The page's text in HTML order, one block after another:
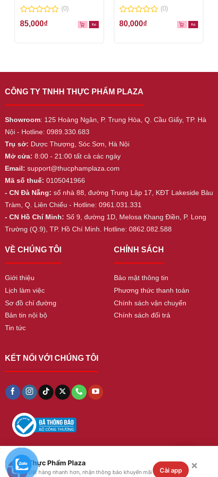
Wedges 600g
0
out
5
(0)
85,000₫
Powder 100g
0
out
5
(0)
80,000₫
CÔNG TY TNHH THỰC PHẨM PLAZA
Showroom: 125 Hoàng Ngân, P. Trung Hòa, Q. Cầu Giấy, TP. Hà
Nội - Hotline: 0989.330.683
Trụ sở: Dược Thượng, Sóc Sơn, Hà Nội
Mở cửa: 8:00 - 21:00 tất cả các ngày
Email: support@thucphamplaza.com
Mã số thuế: 0105041966
- CN Đà Nẵng: số nhà 88, đường Trung Lập 17, KĐT Lakeside Bàu
Tràm, Q. Liên Chiểu - Hotline: 0961.031.331
- CN Hồ Chí Minh: Số 9, đường 1D, Melosa Khang Điền, P. Long
Trường (Q.9), TP. Hồ Chí Minh. Hotline: 0862.082.588
VỀ CHÚNG TÔI
Giới thiệu
Lịch làm việc
Sơ đồ chỉ đường
Bản tin nội bộ
Tin tức
CHÍNH SÁCH
Bảo mật thông tin
Phương thức thanh toán
Chính sách vận chuyển
Chính sách đổi trả
KẾT NỐI VỚI CHÚNG TÔI
Copyright 2026 © thucphamplaza. All Rights
Thực Phẩm Plaza
Đặt hàng nhanh hơn, nhận thông báo khuyến mãi
Cài app ×